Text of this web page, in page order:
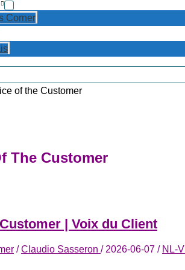
Corner
of the Customer
The Customer
| Voix du Client
/Claudio Sasseron / 2026-06-07 / NL-